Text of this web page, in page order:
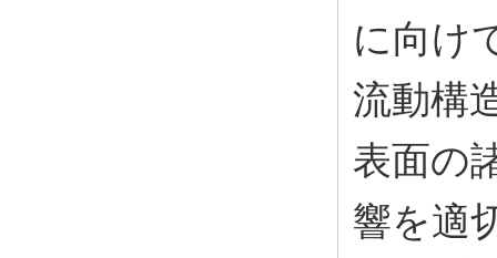
に向け
流動構
表面の
響を適